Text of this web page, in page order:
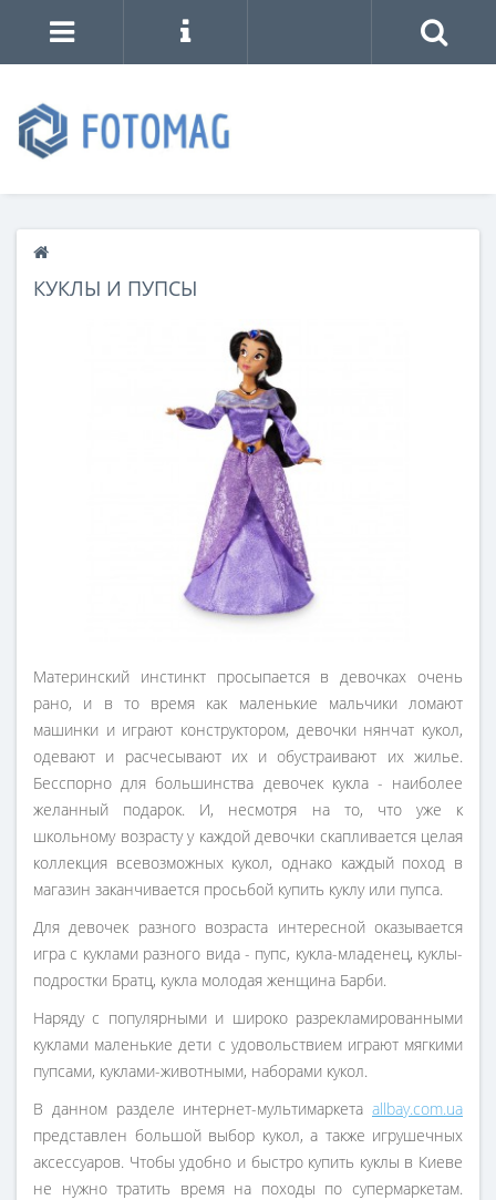
КУКЛЫ И ПУПСЫ
Материнский инстинкт просыпается в девочках очень
рано, и в то время как маленькие мальчики ломают
машинки и играют конструктором, девочки нянчат кукол,
одевают и расчесывают их и обустраивают их жилье.
Бесспорно для большинства девочек кукла - наиболее
желанный подарок. И, несмотря на то, что уже к
школьному возрасту у каждой девочки скапливается целая
коллекция всевозможных кукол, однако каждый поход в
магазин заканчивается просьбой купить куклу или пупса.
Для девочек разного возраста интересной оказывается
игра с куклами разного вида - пупс, кукла-младенец, куклы-
подростки Братц, кукла молодая женщина Барби.
Наряду с популярными и широко разрекламированными
куклами маленькие дети с удовольствием играют мягкими
пупсами, куклами-животными, наборами кукол.
В данном разделе интернет-мультимаркета allbay.com.ua
представлен большой выбор кукол, а также игрушечных
аксессуаров. Чтобы удобно и быстро купить куклы в Киеве
не нужно тратить время на походы по супермаркетам.